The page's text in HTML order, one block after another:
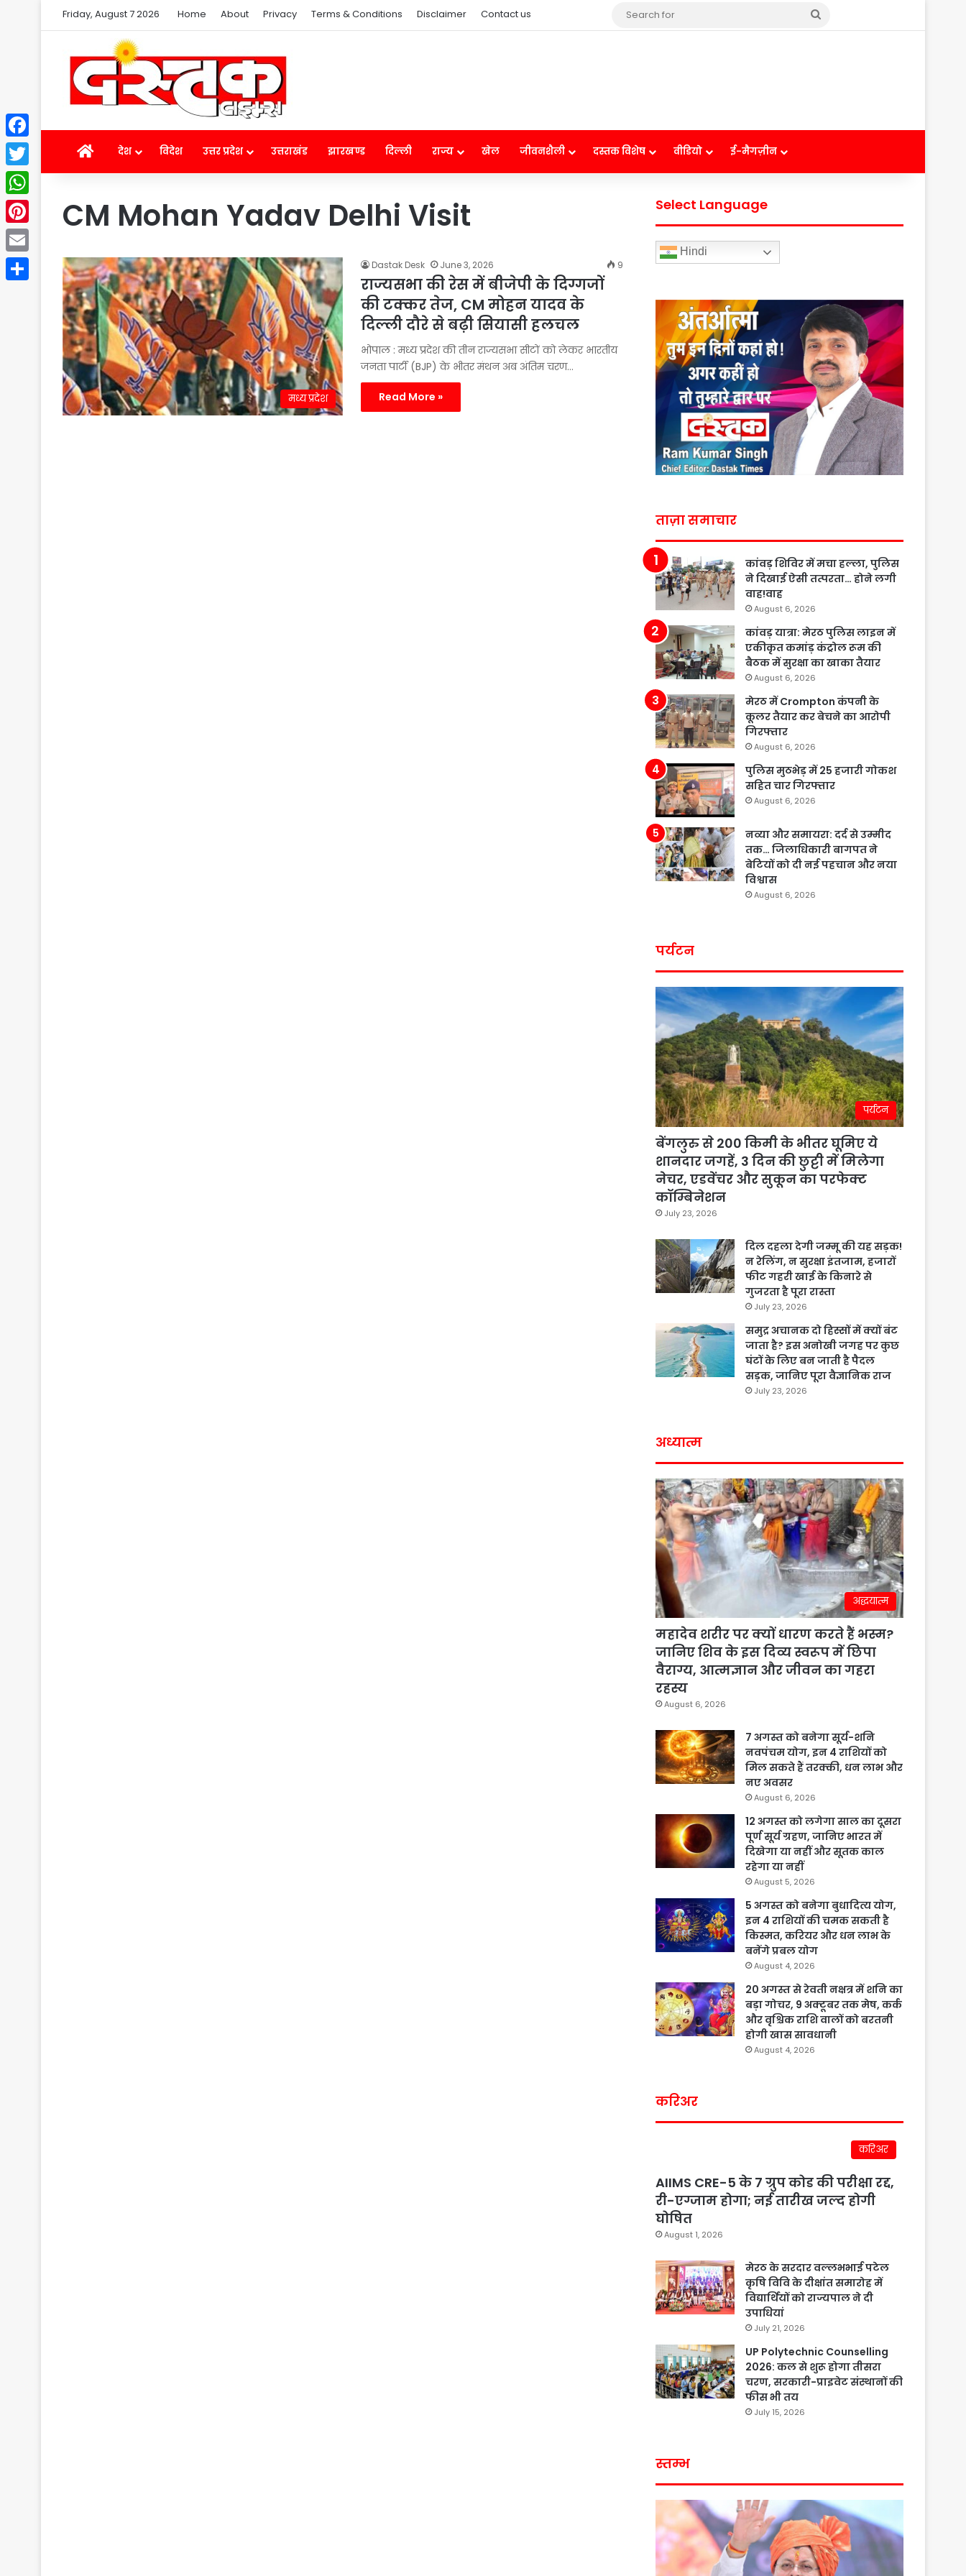
Friday, August 7 2026 Home About Privacy Terms & Conditions Disclaimer Contact us
Homeदेश विदेश उत्तर प्रदेश उत्तराखंड झारखण्ड दिल्ली राज्य खेल जीवनशैली दस्तक विशेष वीडियो ई-मैगज़ीन
CM Mohan Yadav Delhi Visit
मध्य प्रदेश
Dastak Desk June 3, 2026 9
राज्यसभा की रेस में बीजेपी के दिग्गजों
की टक्कर तेज, CM मोहन यादव के
दिल्ली दौरे से बढ़ी सियासी हलचल
भोपाल : मध्य प्रदेश की तीन राज्यसभा सीटों को लेकर भारतीय
जनता पार्टी (BJP) के भीतर मंथन अब अंतिम चरण…
Read More »
Select Language
Hindi
ताज़ा समाचार
कांवड़ शिविर में मचा हल्ला, पुलिस
ने दिखाई ऐसी तत्परता… होने लगी
वाह!वाह
August 6, 2026
कांवड़ यात्रा: मेरठ पुलिस लाइन में
एकीकृत कमांड़ कंट्रोल रूम की
बैठक में सुरक्षा का खाका तैयार
August 6, 2026
मेरठ में Crompton कंपनी के
कूलर तैयार कर बेचने का आरोपी
गिरफ्तार
August 6, 2026
पुलिस मुठभेड़ में 25 हजारी गोकश
सहित चार गिरफ्तार
August 6, 2026
नव्या और समायरा: दर्द से उम्मीद
तक… जिलाधिकारी बागपत ने
बेटियों को दी नई पहचान और नया
विश्वास
August 6, 2026
पर्यटन
पर्यटन
बेंगलुरु से 200 किमी के भीतर घूमिए ये
शानदार जगहें, 3 दिन की छुट्टी में मिलेगा
नेचर, एडवेंचर और सुकून का परफेक्ट
कॉम्बिनेशन
July 23, 2026
दिल दहला देगी जम्मू की यह सड़क!
न रेलिंग, न सुरक्षा इंतजाम, हजारों
फीट गहरी खाई के किनारे से
गुजरता है पूरा रास्ता
July 23, 2026
समुद्र अचानक दो हिस्सों में क्यों बंट
जाता है? इस अनोखी जगह पर कुछ
घंटों के लिए बन जाती है पैदल
सड़क, जानिए पूरा वैज्ञानिक राज
July 23, 2026
अध्यात्म
अद्धयात्म
महादेव शरीर पर क्यों धारण करते हैं भस्म?
जानिए शिव के इस दिव्य स्वरूप में छिपा
वैराग्य, आत्मज्ञान और जीवन का गहरा
रहस्य
August 6, 2026
7 अगस्त को बनेगा सूर्य-शनि
नवपंचम योग, इन 4 राशियों को
मिल सकते हैं तरक्की, धन लाभ और
नए अवसर
August 6, 2026
12 अगस्त को लगेगा साल का दूसरा
पूर्ण सूर्य ग्रहण, जानिए भारत में
दिखेगा या नहीं और सूतक काल
रहेगा या नहीं
August 5, 2026
5 अगस्त को बनेगा बुधादित्य योग,
इन 4 राशियों की चमक सकती है
किस्मत, करियर और धन लाभ के
बनेंगे प्रबल योग
August 4, 2026
20 अगस्त से रेवती नक्षत्र में शनि का
बड़ा गोचर, 9 अक्टूबर तक मेष, कर्क
और वृश्चिक राशि वालों को बरतनी
होगी खास सावधानी
August 4, 2026
करिअर
करिअर
AIIMS CRE-5 के 7 ग्रुप कोड की परीक्षा रद्द,
री-एग्जाम होगा; नई तारीख जल्द होगी
घोषित
August 1, 2026
मेरठ के सरदार वल्लभभाई पटेल
कृषि विवि के दीक्षांत समारोह में
विद्यार्थियों को राज्यपाल ने दी
उपाधियां
July 21, 2026
UP Polytechnic Counselling
2026: कल से शुरू होगा तीसरा
चरण, सरकारी-प्राइवेट संस्थानों की
फीस भी तय
July 15, 2026
स्तम्भ
Facebook
Twitter
WhatsApp
Pinterest
Email